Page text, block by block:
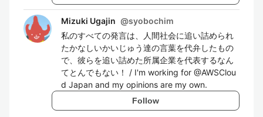
Mizuki Ugajin @syobochim
私のすべての発言は、人間社会に追い詰められ
たかなしいかいじゅう達の言葉を代弁したもの
で、彼らを追い詰めた所属企業を代表するなん
てとんでもない！ / I'm working for @AWSClou
d Japan and my opinions are my own.
Follow